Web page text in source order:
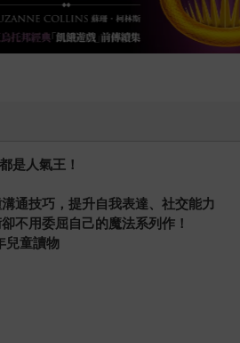
是人氣王！
通技巧，提升自我表達、社交能力
不用委屈自己的魔法系列作！
兒童讀物